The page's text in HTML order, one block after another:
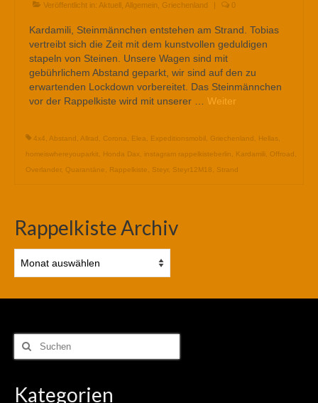
Veröffentlicht in: Aktuell Allgemein Griechenland | 0
Kardamili, Steinmännchen entstehen am Strand. Tobias
vertreibt sich die Zeit mit dem kunstvollen geduldigen
stapeln von Steinen. Unsere Wagen sind mit
gebührlichem Abstand geparkt, wir sind auf den zu
erwartenden Lockdown vorbereitet. Das Steinmännchen
vor der Rappelkiste wird mit unserer … Weiter
4x4 Abstand Allrad Corona Elea Expeditionsmobil Griechenland Hellas
homeiswhereyouparkit
Honda Dax instagram rappelkisteberlin Kardamili Offroad
Overlander, Quarantäne Rappelkiste Steyr, Steyr12M18 Strand
Rappelkiste Archiv
Archiv
Suchen
nach:
Kategorien